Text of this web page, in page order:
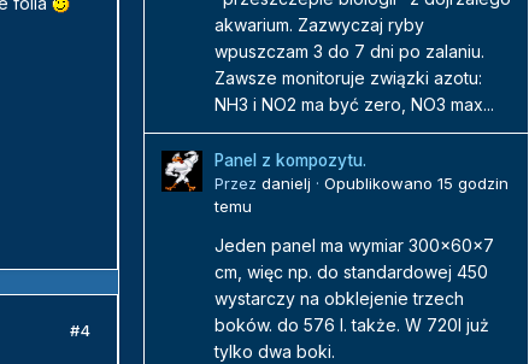
#4
akwarium. Zazwyczaj ryby
wpuszczam 3 do 7 dni po zalaniu.
Zawsze monitoruje związki azotu:
NH3 i NO2 ma być zero, NO3 max...
Panel z kompozytu.
Przez danielj · Opublikowano 15 godzin
temu
Jeden panel ma wymiar 300x60x7
cm, więc np. do standardowej 450
wystarczy na obklejenie trzech
boków. do 576 l. także. W 720l już
tylko dwa boki.